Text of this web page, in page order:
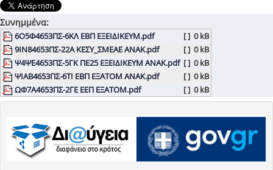
Συνημμένα:
6Ο5Φ4653ΠΣ-6ΚΛ ΕΒΠ ΕΞΕΙΔΙΚΕΥΜ.pdf [ ] 0 kB
9ΙΝ84653ΠΣ-22Α ΚΕΣΥ_ΣΜΕΑΕ ΑΝΑΚ.pdf
[ ] 0 kB
Ψ4ΨΕ4653ΠΣ-5ΓΚ ΠΕ25 ΕΞΕΙΔΙΚΕΥΜ ANAK.pdf [ ] 0 kB
ΨΙΑΒ4653ΠΣ-6ΤΙ ΕΒΠ ΕΞΑΤΟΜ ΑΝΑΚ.pdf
[ ] 0 kB
ΩΦ7Α4653ΠΣ-2ΓΕ ΕΕΠ ΕΞΑΤΟΜ.pdf
[ ] 0 kB